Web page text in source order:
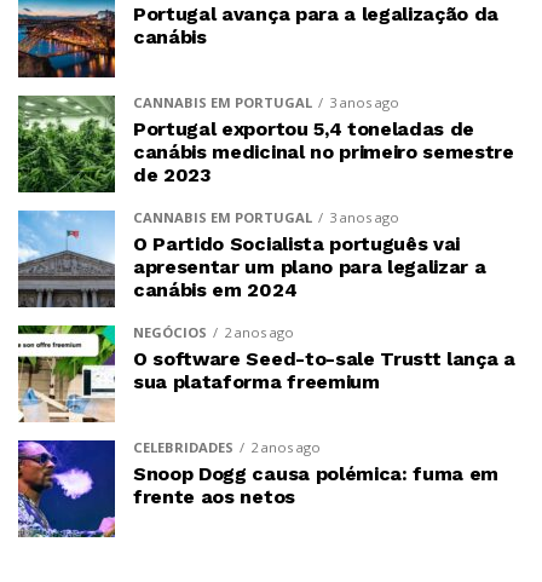
Portugal avança para a legalização da
canábis
CANNABIS EM PORTUGAL 3 anos ago
Portugal exportou 5,4 toneladas de
canábis medicinal no primeiro semestre
de 2023
CANNABIS EM PORTUGAL 3 anos ago
O Partido Socialista português vai
apresentar um plano para legalizar a
canábis em 2024
NEGÓCIOS 2 anos ago
O software Seed-to-sale Trustt lança a
sua plataforma freemium
CELEBRIDADES 2 anos ago
Snoop Dogg causa polémica: fuma em
frente aos netos